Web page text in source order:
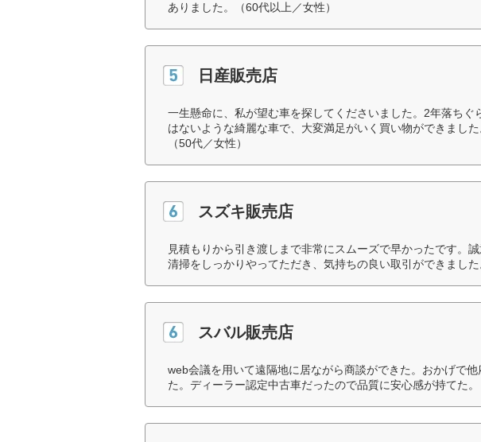
ありました。（60代以上／女性）
日産販売店
一生懸命に、私が望む車を探してくださいました。2年落ちぐ
はないような綺麗な車で、大変満足がいく買い物ができまし
（50代／女性）
スズキ販売店
見積もりから引き渡しまで非常にスムーズで早かったです。
清掃をしっかりやってただき、気持ちの良い取引ができました
スバル販売店
web会議を用いて遠隔地に居ながら商談ができた。おかげで
た。ディーラー認定中古車だったので品質に安心感が持てた。